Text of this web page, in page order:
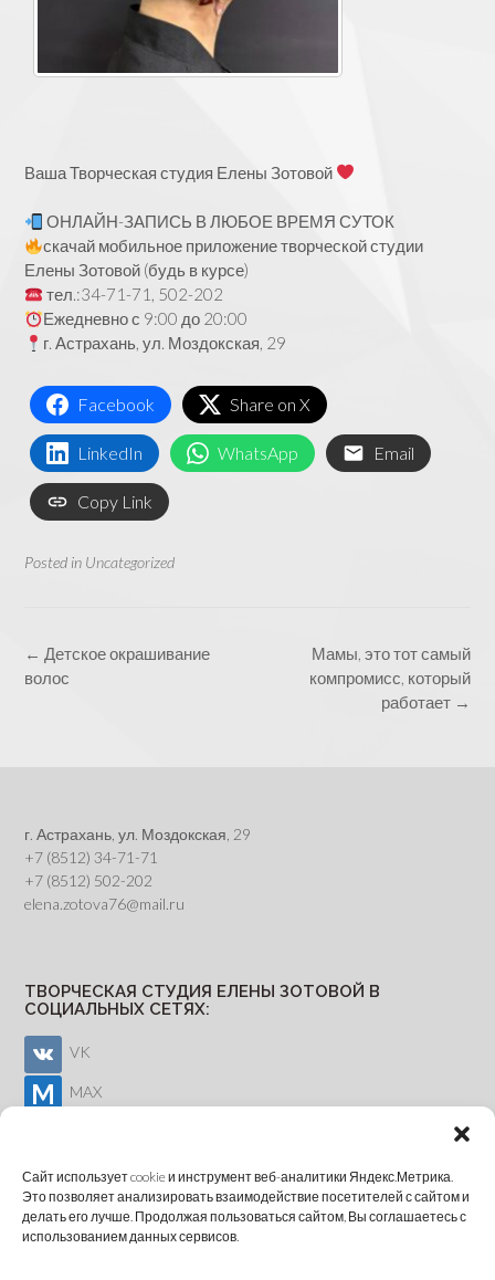
Сайт использует cookie и инструмент веб-аналитики Яндекс.Метрика.
Это позволяет анализировать взаимодействие посетителей с сайтом и
делать его лучше. Продолжая пользоваться сайтом, Вы соглашаетесь с
использованием данных сервисов.
Ваша Творческая студия Елены Зотовой
ОНЛАЙН-ЗАПИСЬ В ЛЮБОЕ ВРЕМЯ СУТОК
скачай мобильное приложение творческой студии
Елены Зотовой (будь в курсе)
тел.:34-71-71, 502-202
Ежедневно с 9:00 до 20:00
г. Астрахань, ул. Моздокская, 29
Facebook Share on X
LinkedIn WhatsApp Email
Copy Link
Posted in Uncategorized
Post
navigation
Мамы, это тот самый
компромисс, который
работает →
← Детское окрашивание
волос
г. Астрахань, ул. Моздокская, 29
+7 (8512) 34-71-71
+7 (8512) 502-202
elena.zotova76@mail.ru
ТВОРЧЕСКАЯ СТУДИЯ ЕЛЕНЫ ЗОТОВОЙ В
СОЦИАЛЬНЫХ СЕТЯХ:
VK
MAX
ОНЛАЙН-ЗАПИСЬ